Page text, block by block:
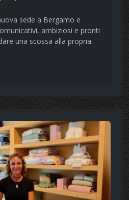
sede a Bergamo e
ambiziosi e pronti
una scossa alla propria